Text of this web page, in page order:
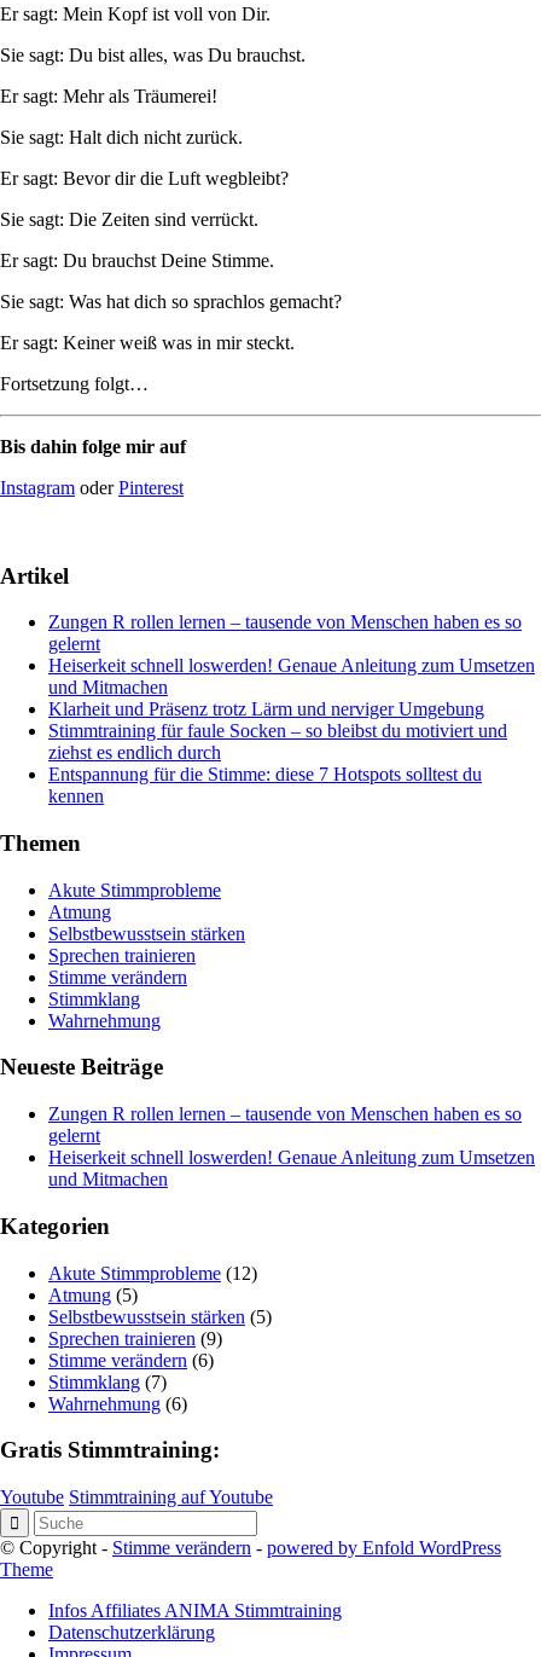
Er sagt: Mein Kopf ist voll von Dir.
Sie sagt: Du bist alles, was Du brauchst.
Er sagt: Mehr als Träumerei!
Sie sagt: Halt dich nicht zurück.
Er sagt: Bevor dir die Luft wegbleibt?
Sie sagt: Die Zeiten sind verrückt.
Er sagt: Du brauchst Deine Stimme.
Sie sagt: Was hat dich so sprachlos gemacht?
Er sagt: Keiner weiß was in mir steckt.
Fortsetzung folgt…
Bis dahin folge mir auf
Instagram oderPinterest
Artikel
Zungen R rollen lernen – tausende von Menschen haben es so
gelernt
Heiserkeit schnell loswerden! Genaue Anleitung zum Umsetzen
und Mitmachen
Klarheit und Präsenz trotz Lärm und nerviger Umgebung
Stimmtraining für faule Socken – so bleibst du motiviert und
ziehst es endlich durch
Entspannung für die Stimme: diese 7 Hotspots solltest du
kennen
Themen
Akute Stimmprobleme
Atmung
Selbstbewusstsein stärken
Sprechen trainieren
Stimme verändern
Stimmklang
Wahrnehmung
Neueste Beiträge
Zungen R rollen lernen – tausende von Menschen haben es so
gelernt
Heiserkeit schnell loswerden! Genaue Anleitung zum Umsetzen
und Mitmachen
Kategorien
Akute Stimmprobleme (12)
Atmung (5)
Selbstbewusstsein stärken (5)
Sprechen trainieren (9)
Stimme verändern (6)
Stimmklang (7)
Wahrnehmung (6)
Gratis Stimmtraining:
Youtube Stimmtraining auf Youtube
© Copyright - Stimme verändern - powered by Enfold WordPress
Theme
Infos Affiliates ANIMA Stimmtraining
Datenschutzerklärung